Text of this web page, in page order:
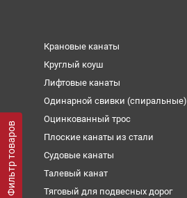
Фильтр товаров
Крановые канаты
Круглый коуш
Лифтовые канаты
Одинарной свивки (спиральные)
Оцинкованный трос
Плоские канаты из стали
Судовые канаты
Талевый канат
Тяговый для подвесных дорог